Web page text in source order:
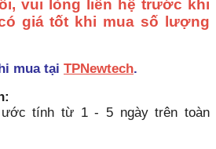
vui lòng liên hệ trước khi
giá tốt khi mua số lượng
mua tại TPNewtech.
ước tính từ 1 - 5 ngày trên toàn